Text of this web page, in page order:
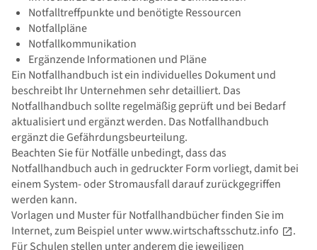
Notfalltreffpunkte und benötigte Ressourcen
Notfallpläne
Notfallkommunikation
Ergänzende Informationen und Pläne
Ein Notfallhandbuch ist ein individuelles Dokument und
beschreibt Ihr Unternehmen sehr detailliert. Das
Notfallhandbuch sollte regelmäßig geprüft und bei Bedarf
aktualisiert und ergänzt werden. Das Notfallhandbuch
ergänzt die Gefährdungsbeurteilung.
Beachten Sie für Notfälle unbedingt, dass das
Notfallhandbuch auch in gedruckter Form vorliegt, damit bei
einem System- oder Stromausfall darauf zurückgegriffen
werden kann.
Vorlagen und Muster für Notfallhandbücher finden Sie im
Internet, zum Beispiel unterwww.wirtschaftsschutz.info
.
Für Schulen stellen unter anderem die jeweiligen